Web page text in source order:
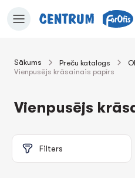
uz grozu
Sākums Preču katalogs
Vienpusējs krāsainais papīrs
Vienpusējs
Filters